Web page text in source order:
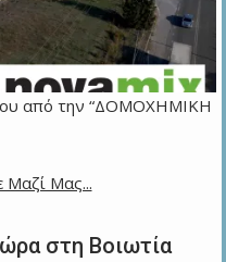
από την “ΔΟΜΟΧΗΜΙΚΗ
στη Βοιωτία